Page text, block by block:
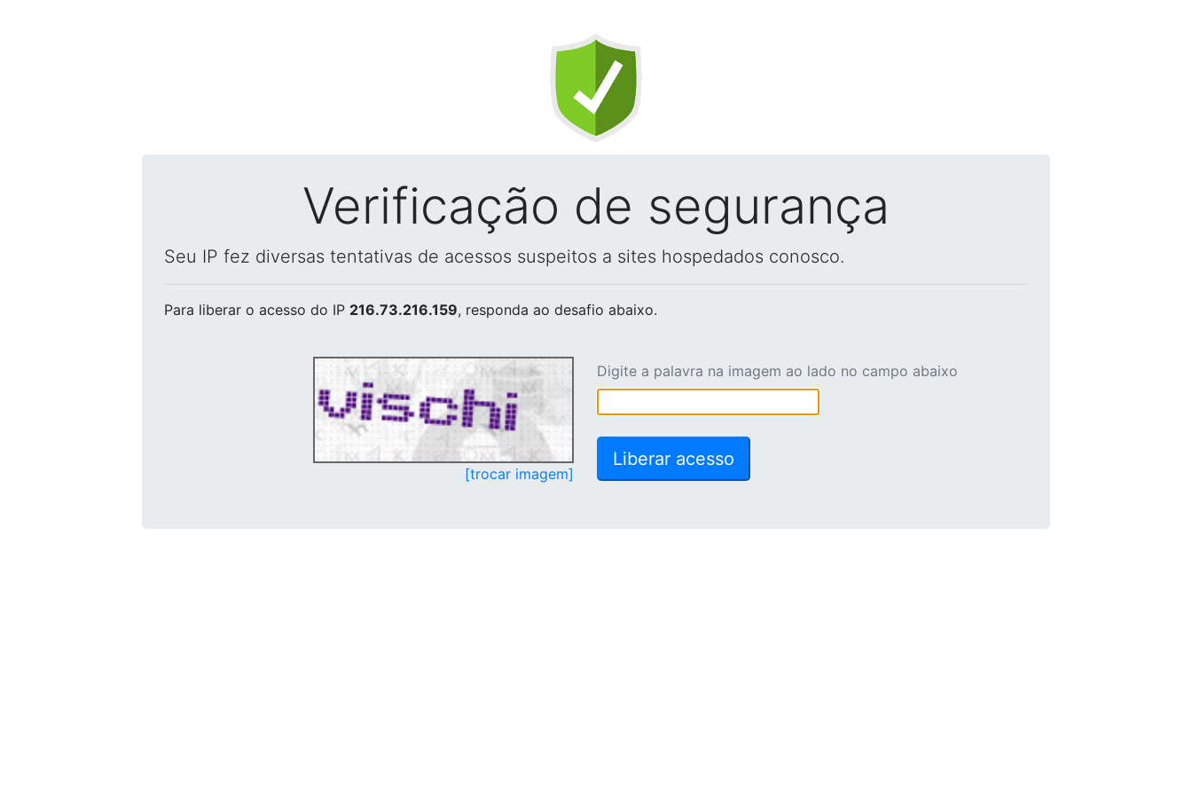
Verificação de segurança
Seu IP fez diversas tentativas de acessos suspeitos a sites hospedados conosco.
Para liberar o acesso do IP 216.73.216.159, responda ao desafio abaixo.
[trocar imagem]
Digite a palavra na imagem ao lado no campo abaixo